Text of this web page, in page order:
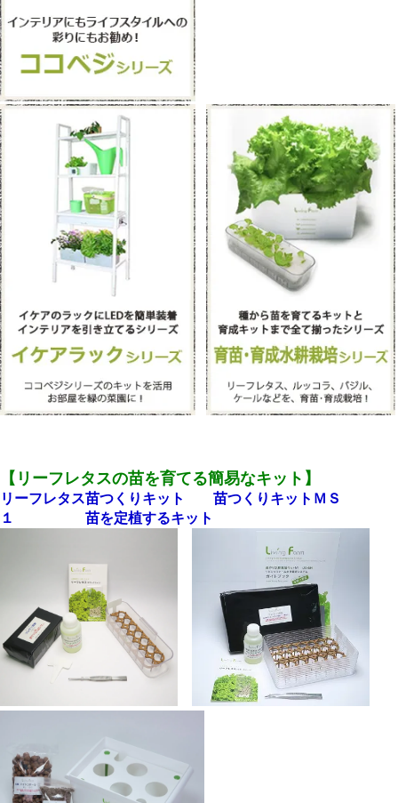
【リーフレタスの苗を育てる簡易なキット】
リーフレタス苗つくりキット 苗つくりキットＭＳ
１ 苗を定植するキット